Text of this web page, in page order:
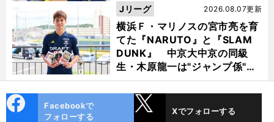
横浜Ｆ・マリノスの宮市亮を育
てた『NARUTO』と『SLAM
DUNK』 中京大中京の同級
生・木原龍一は"ジャンプ係"だ
った
2026.08.07更新
Jリーグ
ok
Facebookで
フォローする
Xでフォローする